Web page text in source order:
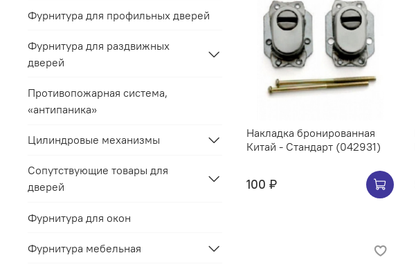
Накладка бронированная
Китай - Стандарт (042931)
100 ₽
Фурнитура для профильных дверей
Фурнитура для раздвижных
дверей
Противопожарная система,
«антипаника»
Цилиндровые механизмы
Сопутствующие товары для
дверей
Фурнитура для окон
Фурнитура мебельная